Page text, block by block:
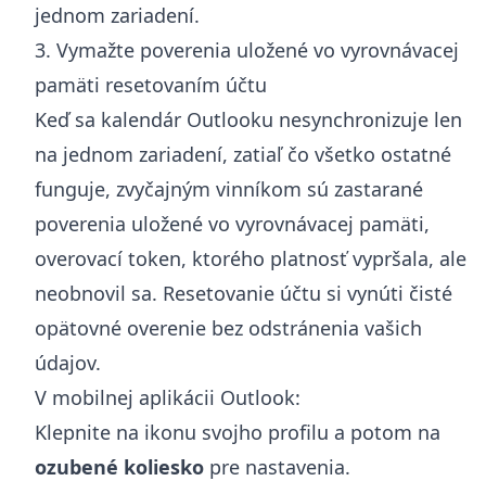
jednom zariadení.
3. Vymažte poverenia uložené vo vyrovnávacej
pamäti resetovaním účtu
Keď sa kalendár Outlooku nesynchronizuje len
na jednom zariadení, zatiaľ čo všetko ostatné
funguje, zvyčajným vinníkom sú zastarané
poverenia uložené vo vyrovnávacej pamäti,
overovací token, ktorého platnosť vypršala, ale
neobnovil sa. Resetovanie účtu si vynúti čisté
opätovné overenie bez odstránenia vašich
údajov.
V mobilnej aplikácii Outlook:
Klepnite na ikonu svojho profilu a potom na
ozubené koliesko pre nastavenia.